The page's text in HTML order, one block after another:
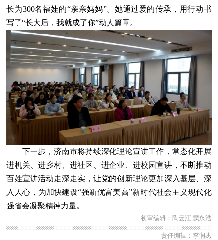
长为300名福娃的“亲亲妈妈”。她通过爱的传承，用行动书
写了“长大后，我就成了你”动人篇章。
下一步，济南市将持续深化理论宣讲工作，常态化开展
进机关、进乡村、进社区、进企业、进校园宣讲，不断推动
百姓宣讲活动走深走实，让党的创新理论更加深入基层、深
入人心，为加快建设“强新优富美高”新时代社会主义现代化
强省会凝聚精神力量。
初审编辑：陶云江 窦永浩
责任编辑：李润杰